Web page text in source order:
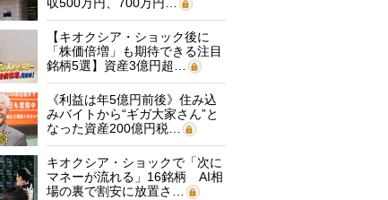
【キオクシア・ショック後に
「株価倍増」も期待できる注目
銘柄5選】資産3億円超…
《利益は年5億円前後》住み込
みバイトから“ギガ大家さん”と
なった資産200億円税…
キオクシア・ショックで「次に
マネーが流れる」16銘柄 AI相
場の裏で割安に放置さ…